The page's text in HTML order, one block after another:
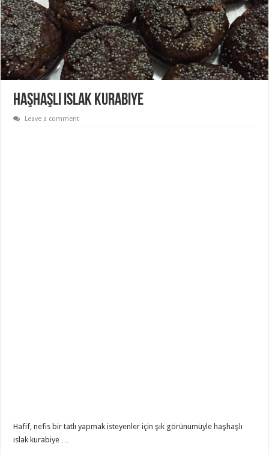
Haşhaşlı Islak Kurabiye
Leave a comment
Hafif, nefis bir tatlı yapmak isteyenler için şık görünümüyle haşhaşlı
ıslak kurabiye …